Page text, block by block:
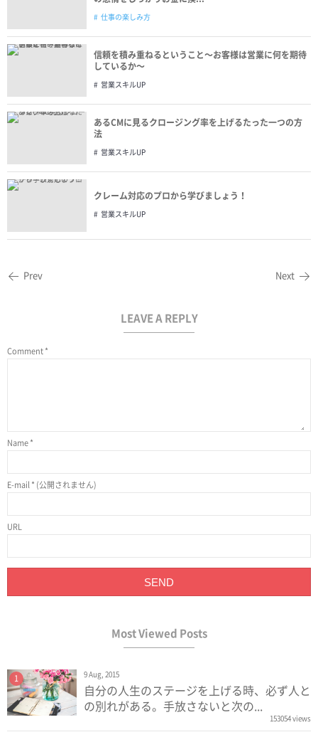
仕事の楽しみ方
信頼を積み重ねるということ〜お客様は営業に何を期待
しているか〜
営業スキルUP
あるCMに見るクロージング率を上げるたった一つの方
法
営業スキルUP
クレーム対応のプロから学びましょう！
営業スキルUP
Prev Next
LEAVE A REPLY
Comment*
Name*
E-mail* (公開されません)
URL
Most Viewed Posts
9 Aug, 2015
自分の人生のステージを上げる時、必ず人と
の別れがある。手放さないと次の...
153054 views
1